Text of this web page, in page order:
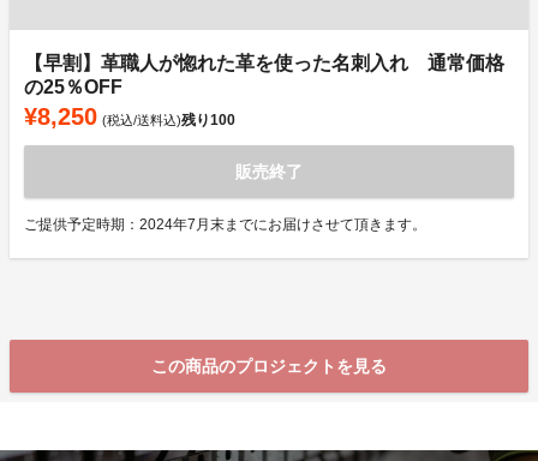
【早割】革職人が惚れた革を使った名刺入れ 通常価格
の25％OFF
¥8,250 (税込/送料込)残り100
販売終了
ご提供予定時期：2024年7月末までにお届けさせて頂きます。
この商品のプロジェクトを見る